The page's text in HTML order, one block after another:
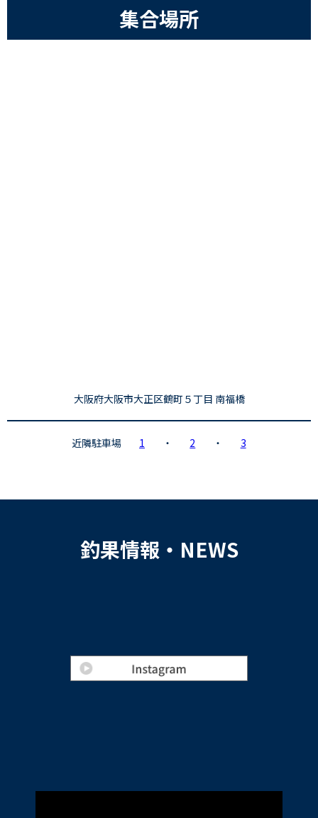
集合場所
大阪府大阪市大正区鶴町５丁目 南福橋
近隣駐車場 1 ・ 2 ・ 3
釣果情報・NEWS